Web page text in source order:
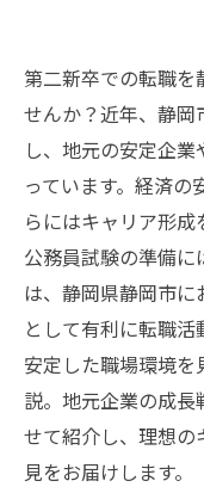
第二新卒での転職を
せんか？近年、静
し、地元の安定企
っています。経済の
らにはキャリア形
公務員試験の準備に
は、静岡県静岡市
として有利に転職
安定した職場環境
説。地元企業の成
せて紹介し、理想
見をお届けします。